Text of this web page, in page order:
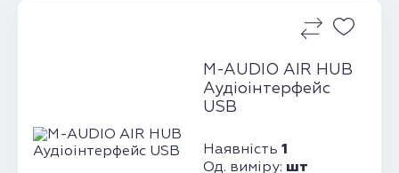
M-AUDIO AIR HUB
Аудіоінтерфейс
USB
Наявність 1
Од. виміру: шт